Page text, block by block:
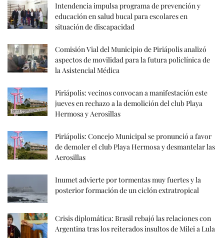
Intendencia impulsa programa de prevención y
educación en salud bucal para escolares en
situación de discapacidad
Comisión Vial del Municipio de Piriápolis analizó
aspectos de movilidad para la futura policlínica de
la Asistencial Médica
Piriápolis: vecinos convocan a manifestación este
jueves en rechazo a la demolición del club Playa
Hermosa y Aerosillas
Piriápolis: Concejo Municipal se pronunció a favor
de demoler el club Playa Hermosa y desmantelar las
Aerosillas
Inumet advierte por tormentas muy fuertes y la
posterior formación de un ciclón extratropical
Crisis diplomática: Brasil rebajó las relaciones con
Argentina tras los reiterados insultos de Milei a Lula